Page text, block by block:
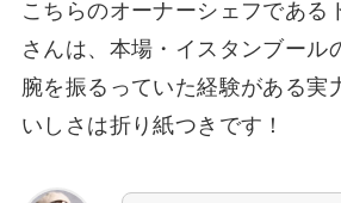
こちらのオーナーシェフである
さんは、本場・イスタンブール
腕を振るっていた経験がある実
いしさは折り紙つきです！